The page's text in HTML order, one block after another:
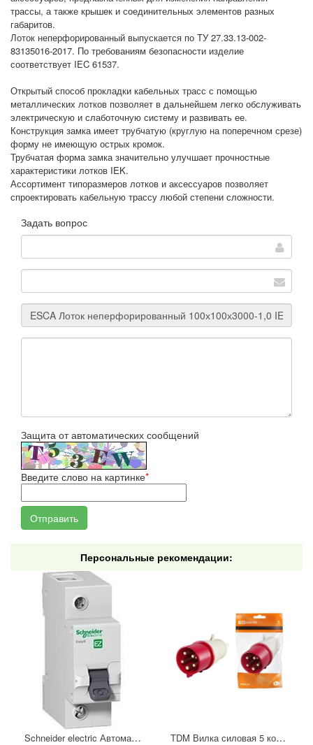
трассы, а также крышек и соединительных элементов разных
габаритов.
Лоток неперфорированный выпускается по ТУ 27.33.13-002-
83135016-2017. По требованиям безопасности изделие
соответствует IEC 61537.
Открытый способ прокладки кабельных трасс с помощью
металлических лотков позволяет в дальнейшем легко обслуживать
электрическую и слаботочную систему и развивать ее.
Конструкция замка имеет трубчатую (круглую на поперечном срезе)
форму не имеющую острых кромок.
Трубчатая форма замка значительно улучшает прочностные
характеристики лотков IEK.
Ассортимент типоразмеров лотков и аксессуаров позволяет
спроектировать кабельную трассу любой степени сложности.
Задать вопрос
Защита от автоматических сообщений
Введите слово на картинке*
Персональные рекомендации:
Schneider electric Автоматический выключатель 1/40А TDM Вилка силовая 5 контактов 16А 380В IP44